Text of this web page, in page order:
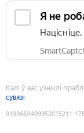
Я не
Калі ў вас узніклі
сувязі
9193683499952015211 :